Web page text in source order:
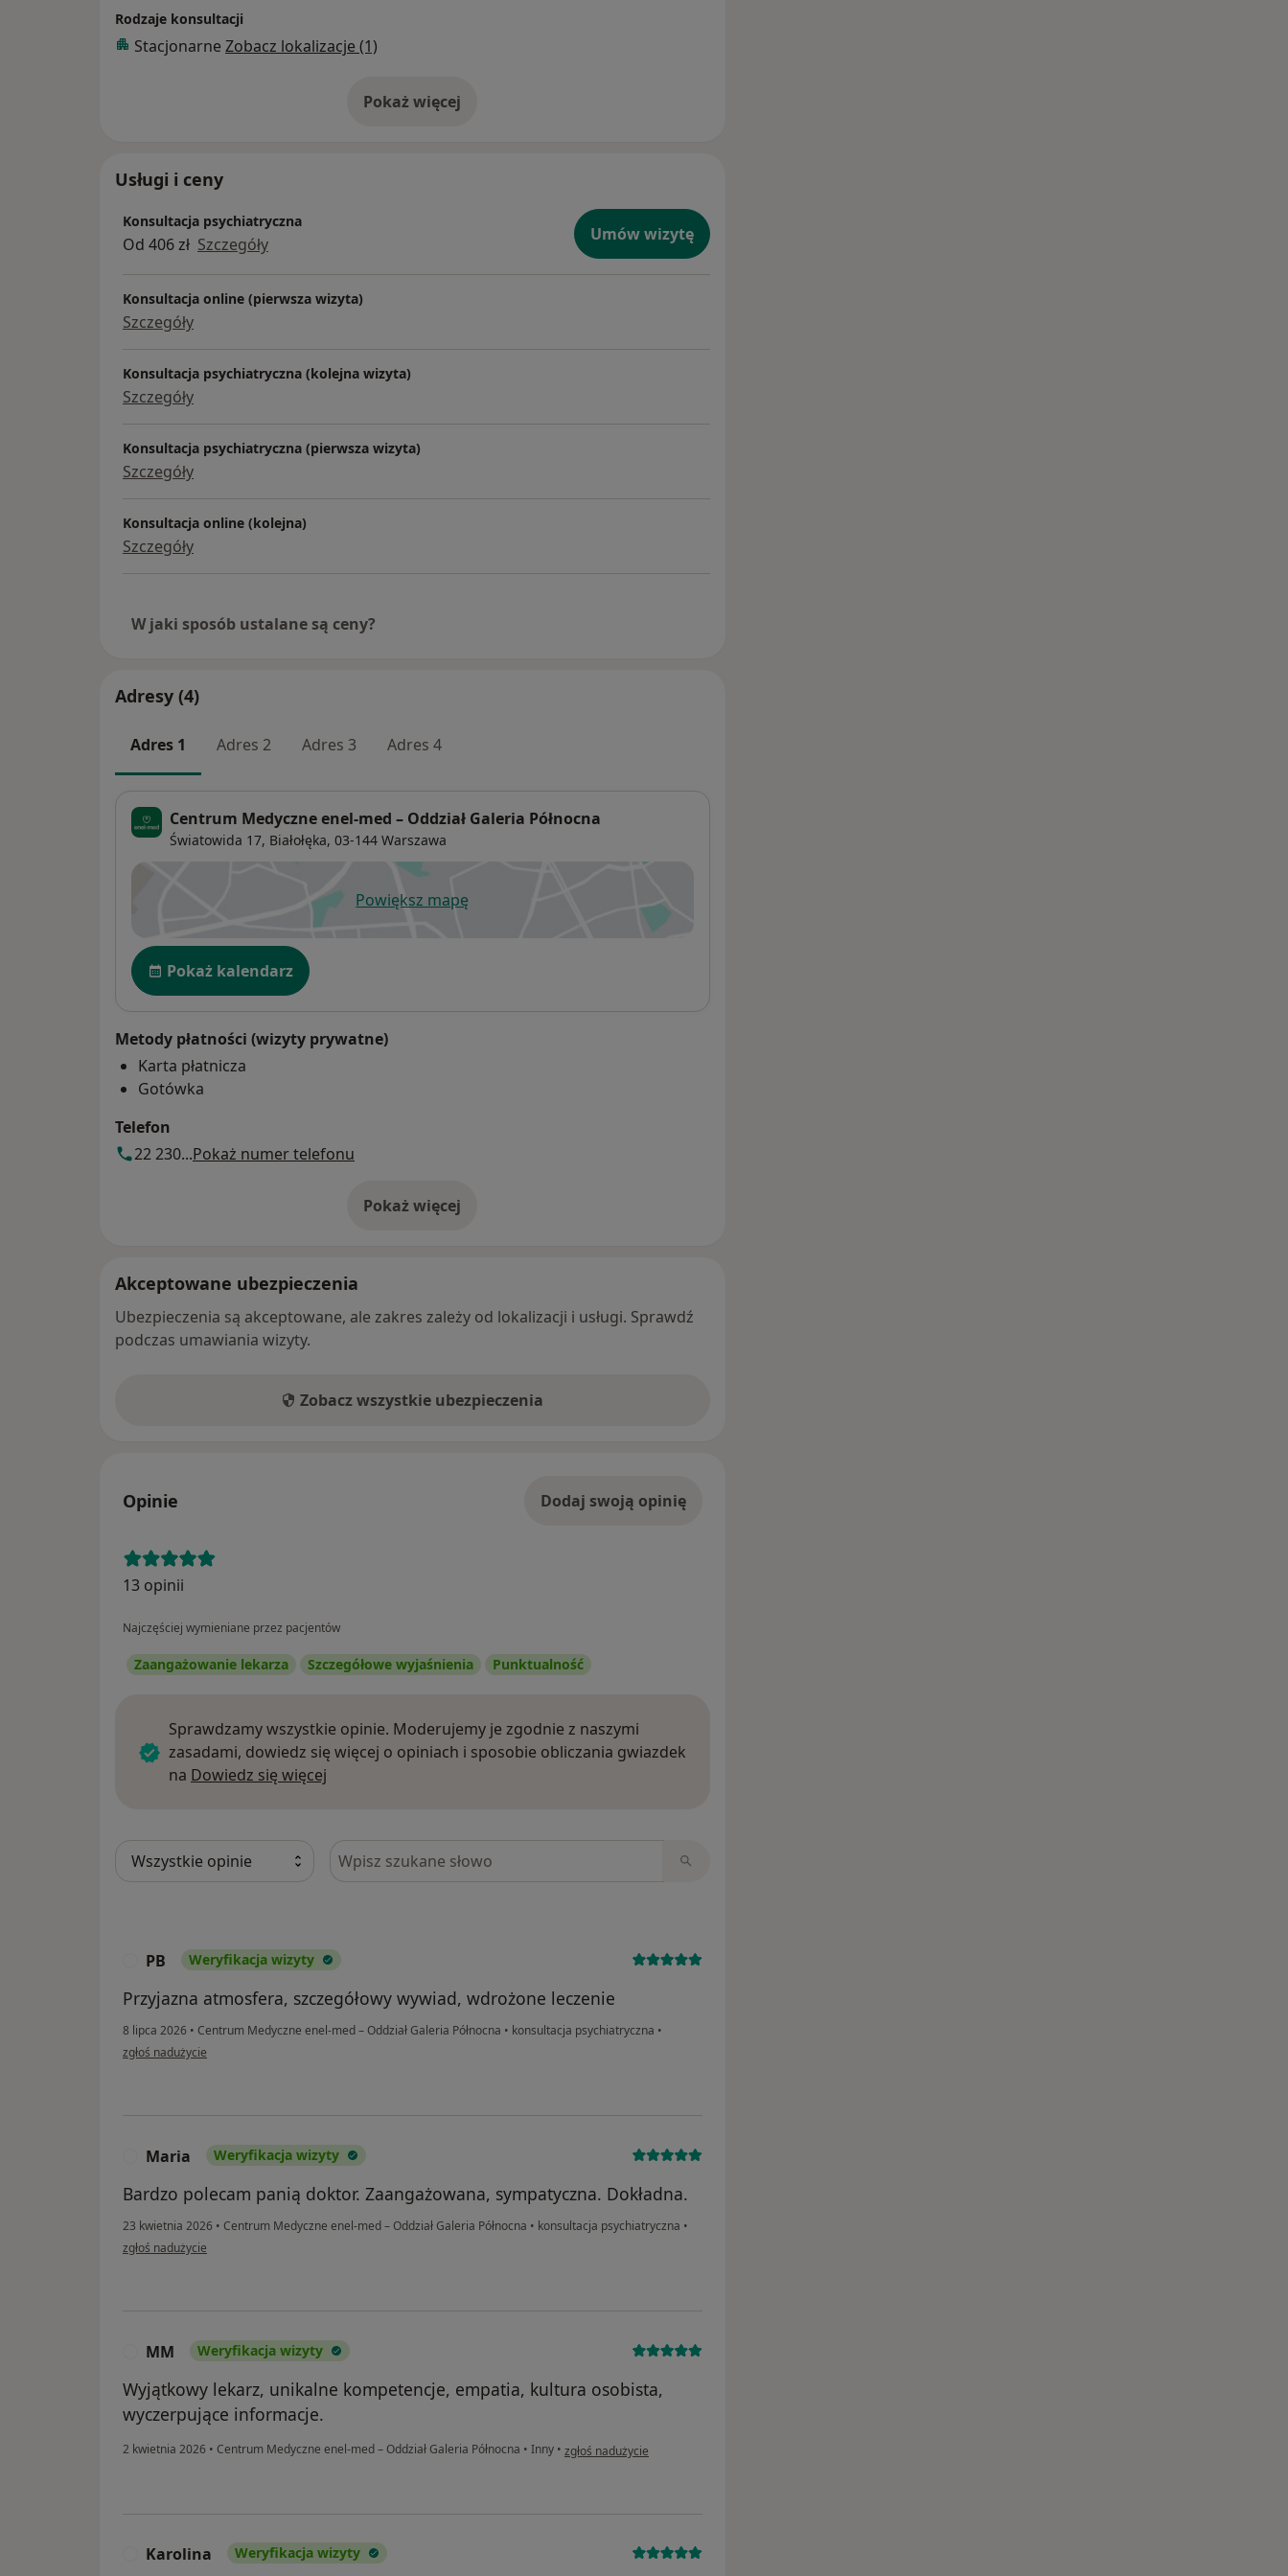
Rodzaje konsultacji
Stacjonarne Zobacz lokalizacje (1)
Pokaż więcejo doświadczeniu
Usługi i ceny
Konsultacja psychiatryczna
Od 406 zł Szczegóły Umów wizytę
Konsultacja online (pierwsza wizyta)
Szczegóły
Konsultacja psychiatryczna (kolejna wizyta)
Szczegóły
Konsultacja psychiatryczna (pierwsza wizyta)
Szczegóły
Konsultacja online (kolejna)
Szczegóły
W jaki sposób ustalane są ceny?
Adresy (4)
Adres 1 Adres 2 Adres 3 Adres 4
Centrum Medyczne enel-med – Oddział Galeria Północna
Światowida 17, Białołęka, 03-144 Warszawa
Powiększ mapęotwiera się w nowej karcie
Dostępność
Pokaż kalendarz
Metody płatności (wizyty prywatne)
Karta płatnicza
Gotówka
Telefon
22 230...Pokaż numer telefonu
Pokaż więcej
o adresie
Akceptowane ubezpieczenia
Ubezpieczenia są akceptowane, ale zakres zależy od lokalizacji i usługi. Sprawdź
podczas umawiania wizyty.
Zobacz wszystkie ubezpieczenia
Opinie Dodaj swoją opinię
13 opinii
Najczęściej wymieniane przez pacjentów
Zaangażowanie lekarza Szczegółowe wyjaśnienia Punktualność
Sprawdzamy wszystkie opinie. Moderujemy je zgodnie z naszymi
zasadami, dowiedz się więcej o opiniach i sposobie obliczania gwiazdek
na Dowiedz się więcej
Szukaj w opiniach
PB Weryfikacja wizyty
Przyjazna atmosfera, szczegółowy wywiad, wdrożone leczenie
8 lipca 2026 • Centrum Medyczne enel-med – Oddział Galeria Północna • konsultacja psychiatryczna •
w opinii użytkownika PB
zgłoś nadużycie
Maria Weryfikacja wizyty
Bardzo polecam panią doktor. Zaangażowana, sympatyczna. Dokładna.
23 kwietnia 2026 • Centrum Medyczne enel-med – Oddział Galeria Północna • konsultacja psychiatryczna •
w opinii użytkownika Maria
zgłoś nadużycie
MM Weryfikacja wizyty
Wyjątkowy lekarz, unikalne kompetencje, empatia, kultura osobista,
wyczerpujące informacje.
2 kwietnia 2026 • Centrum Medyczne enel-med – Oddział Galeria Północna • Inny • w opinii użytkownika MM
zgłoś nadużycie
Karolina Weryfikacja wizyty